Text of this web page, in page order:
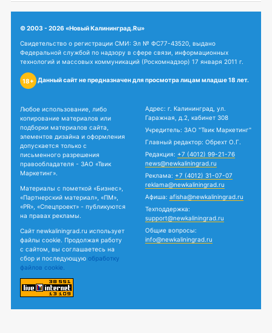
© 2003 - 2026 «Новый Калининград.Ru»
Свидетельство о регистрации СМИ: Эл № ФС77-43520, выдано
Федеральной службой по надзору в сфере связи, информационных
технологий и массовых коммуникаций (Роскомнадзор) 17 января 2011 г.
18+ Данный сайт не предназначен для просмотра лицам младше 18 лет.
Любое использование, либо
копирование материалов или
подборки материалов сайта,
элементов дизайна и оформления
допускается только с
письменного разрешения
правообладателя - ЗАО «Твик
Маркетинг».
Материалы с пометкой «Бизнес»,
«Партнерский материал», «ПМ»,
«PR», «Спецпроект» - публикуются
на правах рекламы.
Сайт newkaliningrad.ru использует
файлы cookie. Продолжая работу
с сайтом, вы соглашаетесь на
сбор и последующую обработку
файлов cookie.
Адрес: г. Калининград, ул.
Гаражная, д.2, кабинет 308
Учредитель: ЗАО "Твик Маркетинг"
Главный редактор: Обрехт О.Г.
Редакция: +7 (4012) 99-21-76
news@newkaliningrad.ru
Реклама: +7 (4012) 31-07-07
reklama@newkaliningrad.ru
Афиша: afisha@newkaliningrad.ru
Техподдержка:
support@newkaliningrad.ru
Общие вопросы:
info@newkaliningrad.ru